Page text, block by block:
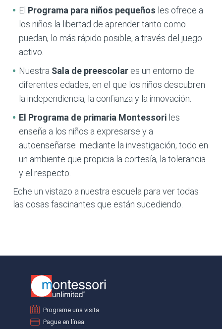
El Programa para niños pequeños les ofrece a
los niños la libertad de aprender tanto como
puedan, lo más rápido posible, a través del juego
activo.
Nuestra Sala de preescolar es un entorno de
diferentes edades, en el que los niños descubren
la independiencia, la confianza y la innovación.
El Programa de primaria Montessori les
enseña a los niños a expresarse y a
autoenseñarse mediante la investigación, todo en
un ambiente que propicia la cortesía, la tolerancia
y el respecto.
Eche un vistazo a nuestra escuela para ver todas
las cosas fascinantes que están sucediendo.
Programe una visita
Pague en línea